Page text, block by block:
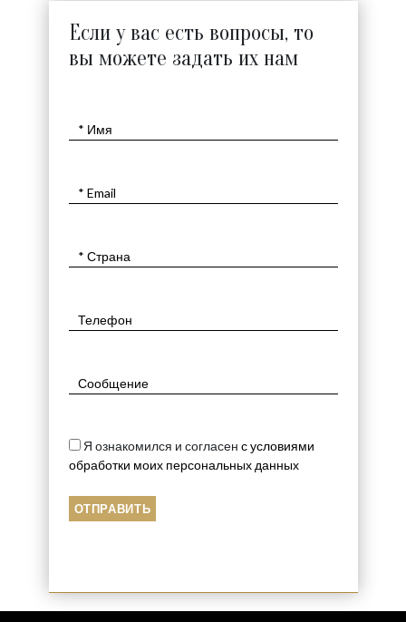
Если у вас есть вопросы, то
вы можете задать их нам
Я ознакомился и согласен с условиями
обработки моих персональных данных